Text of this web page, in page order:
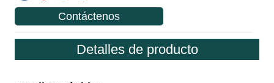
Contáctenos
Detalles de producto